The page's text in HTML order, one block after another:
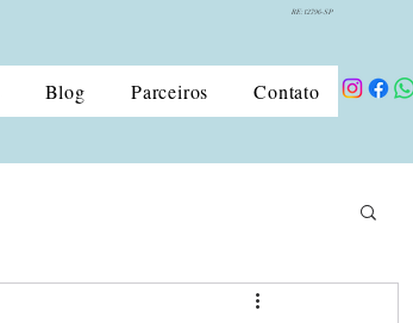
RE:12796-SP
Blog Parceiros Contato